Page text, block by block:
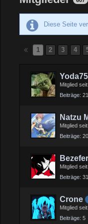
Diese Seite
1 2 3 4
Mitglied
Beiträge
Natzu
Mitglied
Beiträge
Mitglied
Beiträge 31
Crone
Mitglied
Beiträge 5